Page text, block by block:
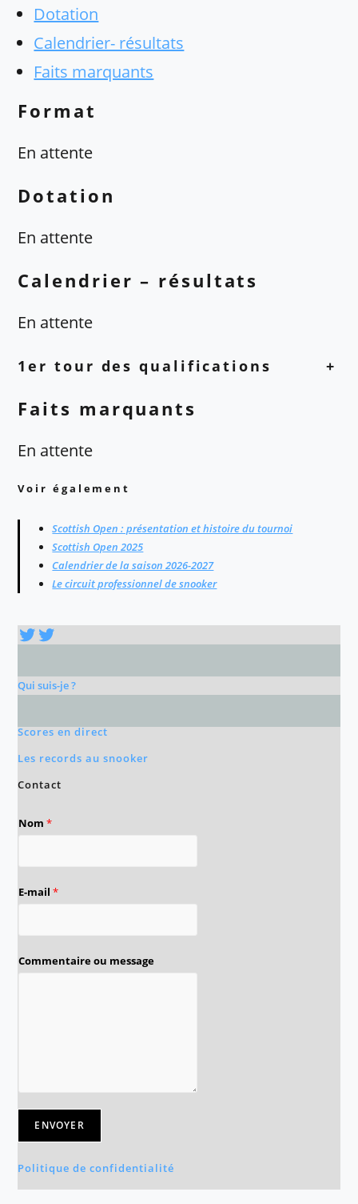
Dotation
Calendrier- résultats
Faits marquants
Format
En attente
Dotation
En attente
Calendrier – résultats
En attente
1er tour des qualifications +
Faits marquants
En attente
Voir également
Scottish Open : présentation et histoire du tournoi
Scottish Open 2025
Calendrier de la saison 2026-2027
Le circuit professionnel de snooker
Twitter
Twitter
Qui suis-je ?
Scores en direct
Les records au snooker
Contact
Nom*
E-mail*
Commentaire ou message
ENVOYER
Politique de confidentialité